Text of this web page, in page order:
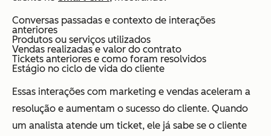
Conversas passadas e contexto de interações
anteriores
Produtos ou serviços utilizados
Vendas realizadas e valor do contrato
Tickets anteriores e como foram resolvidos
Estágio no ciclo de vida do cliente
Essas interações com marketing e vendas aceleram a
resolução e aumentam o sucesso do cliente. Quando
um analista atende um ticket, ele já sabe se o cliente